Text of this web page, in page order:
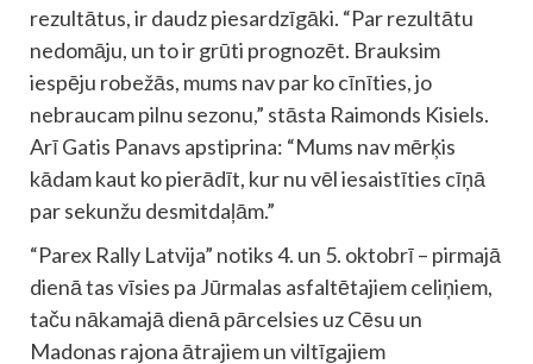
rezultātus, ir daudz piesardzīgāki. “Par rezultātu
nedomāju, un to ir grūti prognozēt. Brauksim
iespēju robežās, mums nav par ko cīnīties, jo
nebraucam pilnu sezonu,” stāsta Raimonds Kisiels.
Arī Gatis Panavs apstiprina: “Mums nav mērķis
kādam kaut ko pierādīt, kur nu vēl iesaistīties cīņā
par sekunžu desmitdaļām.”
“Parex Rally Latvija” notiks 4. un 5. oktobrī – pirmajā
dienā tas vīsies pa Jūrmalas asfaltētajiem celiņiem,
taču nākamajā dienā pārcelsies uz Cēsu un
Madonas rajona ātrajiem un viltīgajiem